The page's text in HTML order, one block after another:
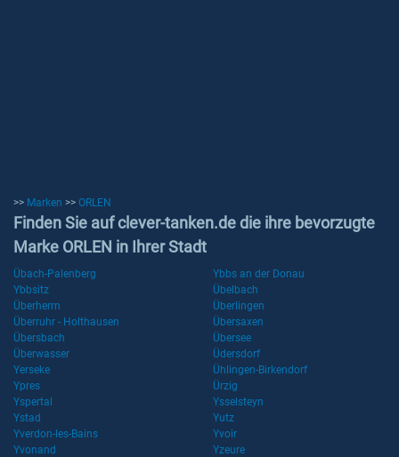
>> Marken >> ORLEN
Finden Sie auf clever-tanken.de die ihre bevorzugte
Marke ORLEN in Ihrer Stadt
Übach-Palenberg
Ybbs an der Donau
Ybbsitz
Übelbach
Überherrn
Überlingen
Überruhr - Holthausen
Übersaxen
Übersbach
Übersee
Überwasser
Üdersdorf
Yerseke
Ühlingen-Birkendorf
Ypres
Ürzig
Yspertal
Ysselsteyn
Ystad
Yutz
Yverdon-les-Bains
Yvoir
Yvonand
Yzeure